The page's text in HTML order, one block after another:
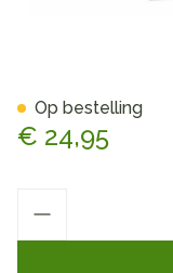
€ 24,95
Op bestelling